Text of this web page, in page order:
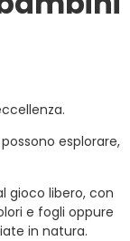
esplorare,
gioco libero, con
e fogli oppure
in natura.